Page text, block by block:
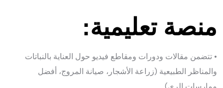
منصة تعليمية:
• تتضمن مقالات ودورات ومقاطع فيديو حول العناية بالنباتات
والمناظر الطبيعية (زراعة الأشجار، صيانة المروج، أفضل